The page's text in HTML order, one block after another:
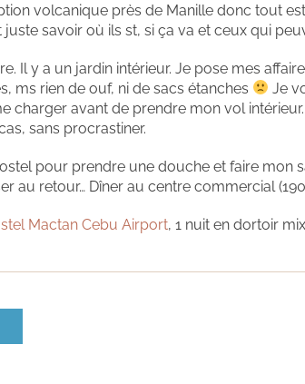
volcanique près de Manille donc tout
savoir où ils st, si ça va et ceux qui
Il y a un jardin intérieur. Je pose mes
ms rien de ouf, ni de sacs étanches
Je
charger avant de prendre mon vol
sans procrastiner.
pour prendre une douche et faire mon
au retour… Dîner au centre commercial
Mactan Cebu Airport, 1 nuit en dortoir